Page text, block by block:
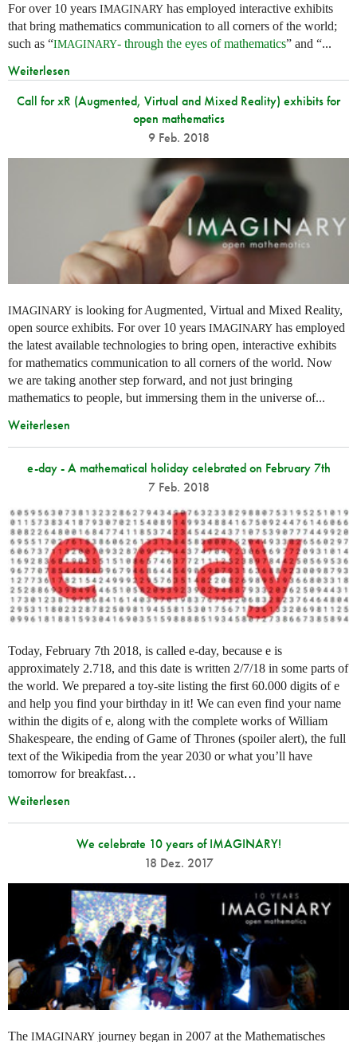
For over 10 years IMAGINARY has employed interactive exhibits
that bring mathematics communication to all corners of the world;
such as “IMAGINARY- through the eyes of mathematics” and “...
Weiterlesen
Call for xR (Augmented, Virtual and Mixed Reality) exhibits for
open mathematics
9 Feb. 2018
IMAGINARY is looking for Augmented, Virtual and Mixed Reality,
open source exhibits. For over 10 years IMAGINARY has employed
the latest available technologies to bring open, interactive exhibits
for mathematics communication to all corners of the world. Now
we are taking another step forward, and not just bringing
mathematics to people, but immersing them in the universe of...
Weiterlesen
e-day - A mathematical holiday celebrated on February 7th
7 Feb. 2018
Today, February 7th 2018, is called e-day, because e is
approximately 2.718, and this date is written 2/7/18 in some parts of
the world. We prepared a toy-site listing the first 60.000 digits of e
and help you find your birthday in it! We can even find your name
within the digits of e, along with the complete works of William
Shakespeare, the ending of Game of Thrones (spoiler alert), the full
text of the Wikipedia from the year 2030 or what you’ll have
tomorrow for breakfast…
Weiterlesen
We celebrate 10 years of IMAGINARY!
18 Dez. 2017
The IMAGINARY journey began in 2007 at the Mathematisches